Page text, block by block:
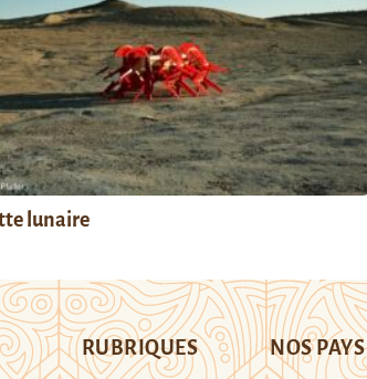
lunaire
RUBRIQUES NOS PAYS